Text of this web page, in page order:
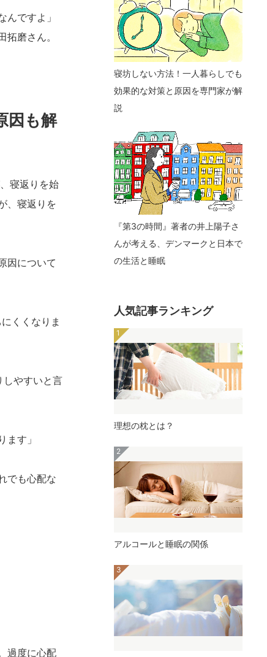
ですよ」
磨さん。
因も解
寝返りを始
、寝返りを
因について
くくなりま
しやすいと言
す」
でも心配な
過度に心配
寝坊しない方法！一人暮らしでも
効果的な対策と原因を専門家が解
説
『第3の時間』著者の井上陽子さ
んが考える、デンマークと日本で
の生活と睡眠
人気記事ランキング
理想の枕とは？
アルコールと睡眠の関係